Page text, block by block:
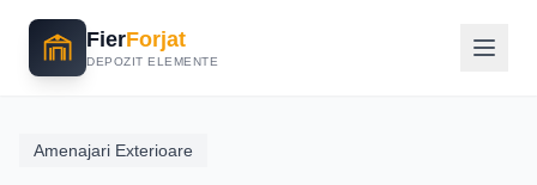
FierForjat
DEPOZIT ELEMENTE
Amenajari Exterioare